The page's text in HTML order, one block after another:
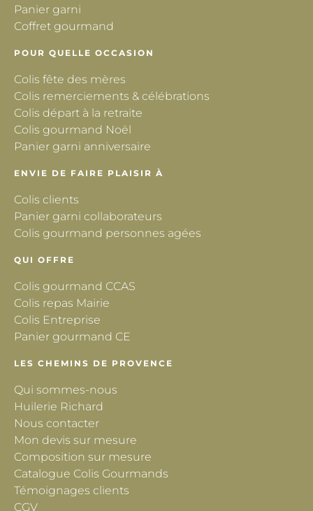
Panier garni
Coffret gourmand
POUR QUELLE OCCASION
Colis fête des mères
Colis remerciements & célébrations
Colis départ à la retraite
Colis gourmand Noël
Panier garni anniversaire
ENVIE DE FAIRE PLAISIR À
Colis clients
Panier garni collaborateurs
Colis gourmand personnes agées
QUI OFFRE
Colis gourmand CCAS
Colis repas Mairie
Colis Entreprise
Panier gourmand CE
LES CHEMINS DE PROVENCE
Qui sommes-nous
Huilerie Richard
Nous contacter
Mon devis sur mesure
Composition sur mesure
Catalogue Colis Gourmands
Témoignages clients
CGV